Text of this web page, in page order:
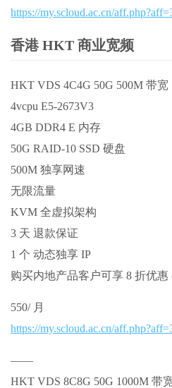
https://my.scloud.ac.cn/
香港 HKT 商业宽频
HKT VDS 4C4G 50G 500M 带宽
4vcpu E5-2673V3
4GB DDR4 E 内存
50G RAID-10 SSD 硬盘
500M 独享网速
无限流量
KVM 全虚拟架构
3 天 退款保证
1 个 动态独享 IP
购买内地产品客户可享 8 折优惠
550/ 月
https://my.scloud.ac.cn/
——
HKT VDS 8C8G 50G 1000M 带